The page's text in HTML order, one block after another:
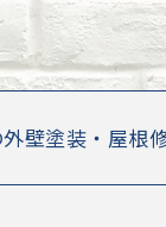
壁塗装・屋根